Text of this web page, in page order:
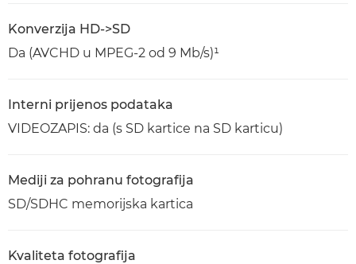
Konverzija HD->SD
Da (AVCHD u MPEG-2 od 9 Mb/s)¹
Interni prijenos podataka
VIDEOZAPIS: da (s SD kartice na SD karticu)
Mediji za pohranu fotografija
SD/SDHC memorijska kartica
Kvaliteta fotografija